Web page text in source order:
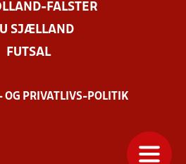
FALSTER
SJÆLLAND
FUTSAL
OG PRIVATLIVS-POLITIK